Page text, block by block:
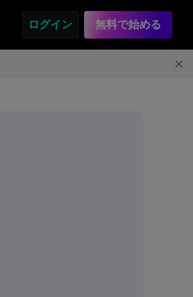
ログイン 無料で始める